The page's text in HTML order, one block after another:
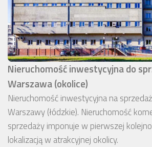
Nieruchomość inwestycyjna do
Warszawa (okolice)
Nieruchomość inwestycyjna na
Warszawy (łódzkie). Nieruchomość
sprzedaży imponuje w pierwszej
lokalizacją w atrakcyjnej okolicy.